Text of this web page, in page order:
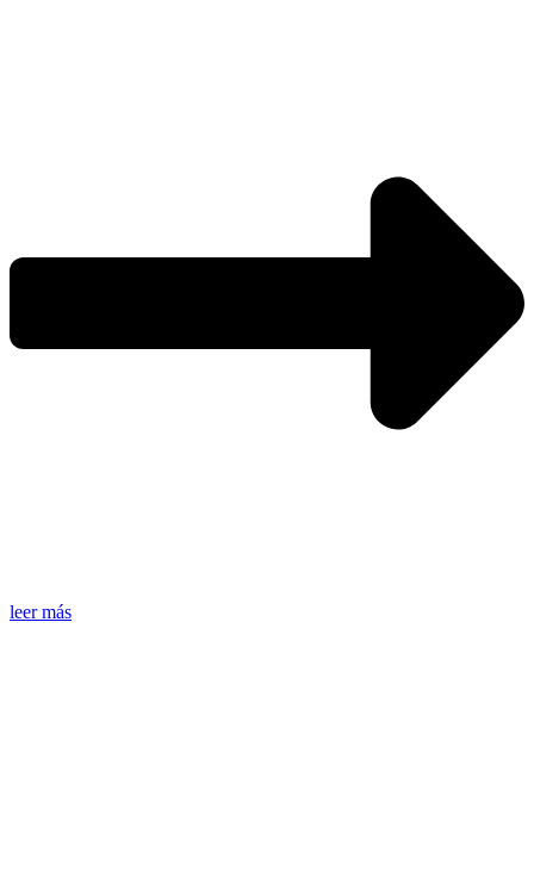
leer más